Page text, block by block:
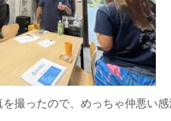
を撮ったので、めっちゃ仲悪い